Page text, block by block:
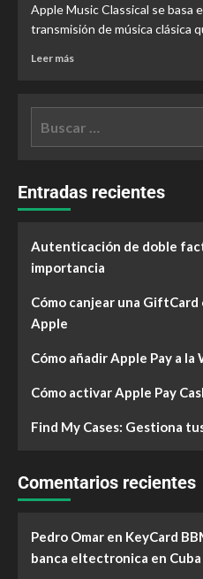
Apple Music Classical se basa
transmisión de música clásica
Leer más
Entradas recientes
Autenticación de doble
importancia
Cómo canjear una GiftCard
Apple
Cómo añadir Apple Pay a
Cómo activar Apple Pay
Find My Cases: Gestiona
Comentarios recientes
Pedro Omar en KeyCard
banca eltectronica en Cuba